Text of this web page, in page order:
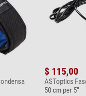
$ 115,00
ASToptics
50 cm per 5"